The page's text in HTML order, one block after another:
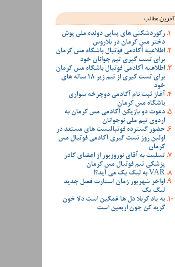
آخرین مطالب
رکوردشکنی های پیاپی دونده ملی پوش
دختر مس کرمان در بلاروس
اطلاعیه آکادمی فوتبال باشگاه مس کرمان
برای تست گیری تیم جوانان خود
اطلاعیه آکادمی فوتبال باشگاه مس کرمان
برای تست گیری از تیم زیر 18 ساله های
خود
آغاز ثبت نام آکادمی دوچرخه سواری
باشگاه مس کرمان
دعوت دو بازیکن آکادمی مس کرمان به
اردوی تیم ملی نوجوانان
حضور گسترده فوتبالیست های مستعد در
اولین روز تست گیری آکادمی فوتبال مس
کرمان
تسلیت به آقای نوروزپور از اعضای کادر
پزشکی تیم فوتبال مس کرمان
VAR به لیگ یک می آید؟!
اواخر شهریور زمان استارت فصل جدید
لیگ یک
به یاد کربلا دل ها غمگین است دلا خون
گریه کن چون اربعین است